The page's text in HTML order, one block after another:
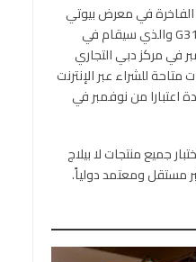
الفاخرة في معرض بيوتي
وورلد الشرق الأوسط في جناح G31 والذي سيقام في
أكتوبر إلى 2 نوفمبر في مركز دبي التجاري
للشراء عبر الإنترنت
اعتبارا من نوفمبر في
جميع منتجات لا بيلاج